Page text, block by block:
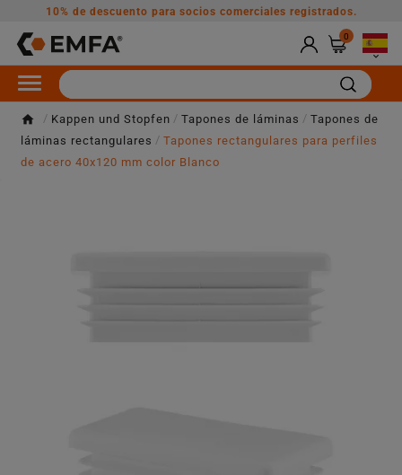
10% de descuento para socios comerciales registrados.
0

Kappen und Stopfen Tapones de láminas
Tapones de
láminas rectangulares
Tapones rectangulares para perfiles
de acero 40x120 mm color Blanco